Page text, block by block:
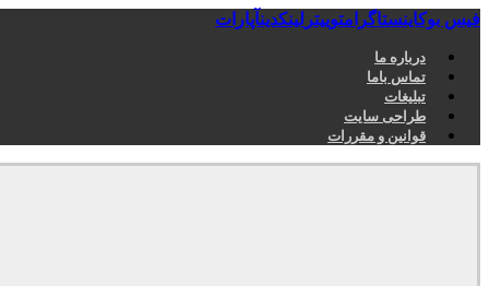
فیس بوکاینستاگرامتوییتر لینکدینآپارات
درباره ما
تماس باما
تبلیغات
طراحی سایت
قوانین و مقررات